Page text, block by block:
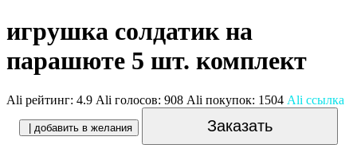
игрушка солдатик на
парашюте 5 шт. комплект
Ali рейтинг: 4.9 Ali голосов: 908 Ali покупок: 1504 Ali ссылка
| добавить в желания Заказать